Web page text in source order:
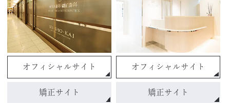
オフィシャルサイト
矯正サイト
オフィシャルサイト
矯正サイト